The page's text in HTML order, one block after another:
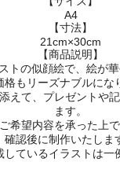
A4
【寸法】
21cm×30cm
【商品説明】
トの似顔絵で、絵が
格もリーズナブルにな
えて、プレゼントや
ます。
希望内容を承った上
確認後に制作いたしま
しているイラストは一